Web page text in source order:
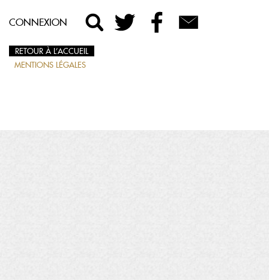
CONNEXION
RETOUR À L’ACCUEIL
MENTIONS LÉGALES